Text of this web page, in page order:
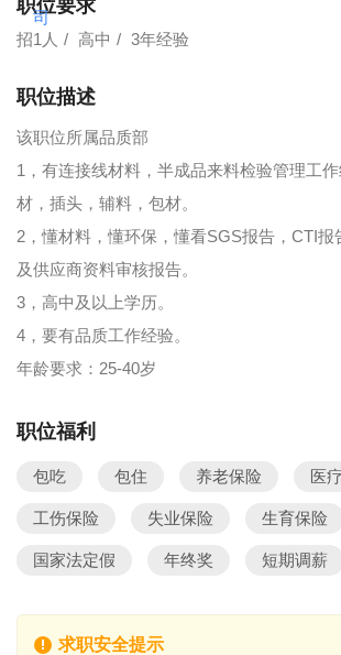
职位要求
招1人 高中 3年经验
职位描述
该职位所属品质部
1，有连接线材料，半成品来料检验管理工
材，插头，辅料，包材。
2，懂材料，懂环保，懂看SGS报告，CTI报
及供应商资料审核报告。
3，高中及以上学历。
4，要有品质工作经验。
年龄要求：25-40岁
职位福利
包吃 包住 养老保险 医
工伤保险 失业保险 生育保险
国家法定假 年终奖 短期调薪
求职安全提示